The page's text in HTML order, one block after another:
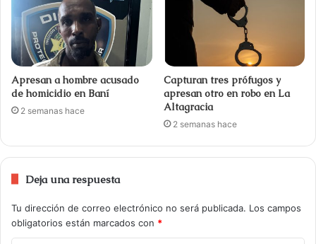
Apresan a hombre acusado
de homicidio en Baní
2 semanas hace
Capturan tres prófugos y
apresan otro en robo en La
Altagracia
2 semanas hace
Deja una respuesta
Tu dirección de correo electrónico no será publicada. Los campos
obligatorios están marcados con *